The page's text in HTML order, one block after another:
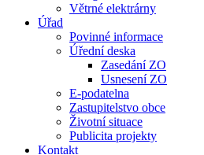
Větrné elektrárny
Úřad
Povinné informace
Úřední deska
Zasedání ZO
Usnesení ZO
E-podatelna
Zastupitelstvo obce
Životní situace
Publicita projekty
Kontakt